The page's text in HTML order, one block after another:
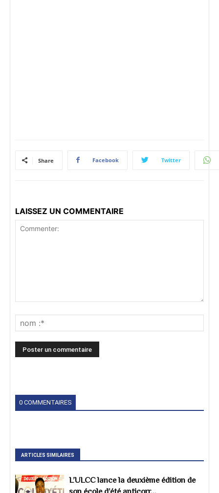
Share Facebook Twitter
LAISSEZ UN COMMENTAIRE
0 COMMENTAIRES
ARTICLES SIMILAIRES
L’ULCC lance la deuxième édition de